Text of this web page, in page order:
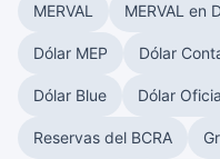
MERVAL MERVAL en
Dólar MEP Dólar
Dólar Blue Dólar
Reservas del BCRA